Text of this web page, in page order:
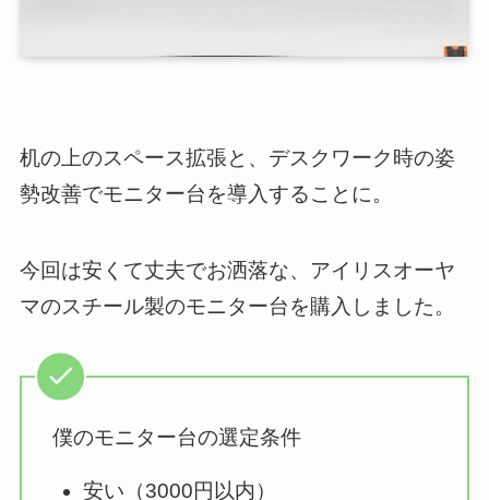
机の上のスペース拡張と、デスクワーク時の姿
勢改善でモニター台を導入することに。
今回は安くて丈夫でお洒落な、アイリスオーヤ
マのスチール製のモニター台を購入しました。
僕のモニター台の選定条件
安い（3000円以内）